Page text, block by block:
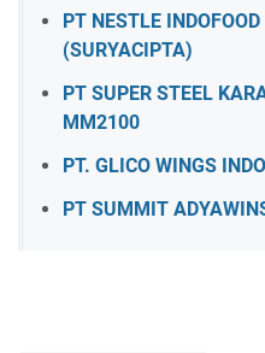
PT NESTLE
(SURYACIPTA)
PT SUPER STEEL
MM2100
PT. GLICO WINGS
PT SUMMIT